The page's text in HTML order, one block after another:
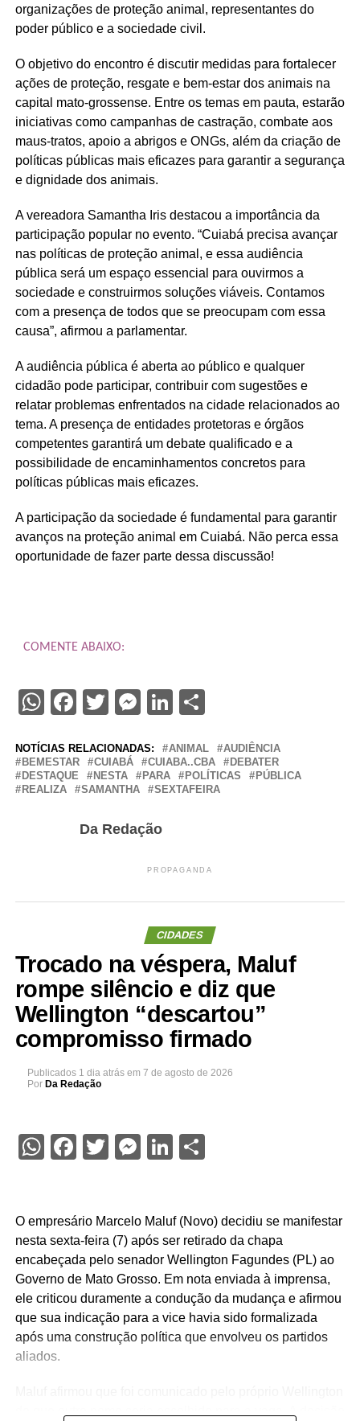
organizações de proteção animal, representantes do
poder público e a sociedade civil.
O objetivo do encontro é discutir medidas para fortalecer
ações de proteção, resgate e bem-estar dos animais na
capital mato-grossense. Entre os temas em pauta, estarão
iniciativas como campanhas de castração, combate aos
maus-tratos, apoio a abrigos e ONGs, além da criação de
políticas públicas mais eficazes para garantir a segurança
e dignidade dos animais.
A vereadora Samantha Iris destacou a importância da
participação popular no evento. “Cuiabá precisa avançar
nas políticas de proteção animal, e essa audiência
pública será um espaço essencial para ouvirmos a
sociedade e construirmos soluções viáveis. Contamos
com a presença de todos que se preocupam com essa
causa”, afirmou a parlamentar.
A audiência pública é aberta ao público e qualquer
cidadão pode participar, contribuir com sugestões e
relatar problemas enfrentados na cidade relacionados ao
tema. A presença de entidades protetoras e órgãos
competentes garantirá um debate qualificado e a
possibilidade de encaminhamentos concretos para
políticas públicas mais eficazes.
A participação da sociedade é fundamental para garantir
avanços na proteção animal em Cuiabá. Não perca essa
oportunidade de fazer parte dessa discussão!
COMENTE ABAIXO:
WhatsApp
Facebook
Twitter
Messenger
LinkedIn
Share
NOTÍCIAS RELACIONADAS: ANIMAL
AUDIÊNCIA
BEMESTAR
CUIABÁ CUIABA..CBA
DEBATER
DESTAQUE
NESTA PARA POLÍTICAS
PÚBLICA
REALIZA
SAMANTHA SEXTAFEIRA
Da Redação
PROPAGANDA
CIDADES
Trocado na véspera, Maluf
rompe silêncio e diz que
Wellington “descartou”
compromisso firmado
Publicados 1 dia atrás em 7 de agosto de 2026
Por Da Redação
WhatsApp
Facebook
Twitter
Messenger
LinkedIn
Share
O empresário Marcelo Maluf (Novo) decidiu se manifestar
nesta sexta-feira (7) após ser retirado da chapa
encabeçada pelo senador Wellington Fagundes (PL) ao
Governo de Mato Grosso. Em nota enviada à imprensa,
ele criticou duramente a condução da mudança e afirmou
que sua indicação para a vice havia sido formalizada
após uma construção política que envolveu os partidos
aliados.